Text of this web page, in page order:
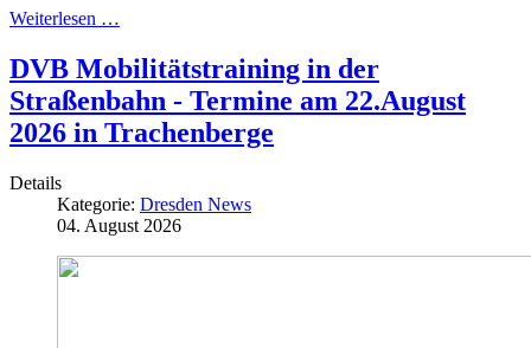
Weiterlesen …
DVB Mobilitätstraining in der
Straßenbahn - Termine am 22.August
2026 in Trachenberge
Details
Kategorie: Dresden News
04. August 2026